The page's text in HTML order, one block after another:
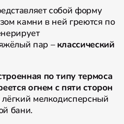
собой форму
камни в ней греются по
пар – классический
по типу термоса
огнем с пяти сторон
мелкодисперсный
бани.